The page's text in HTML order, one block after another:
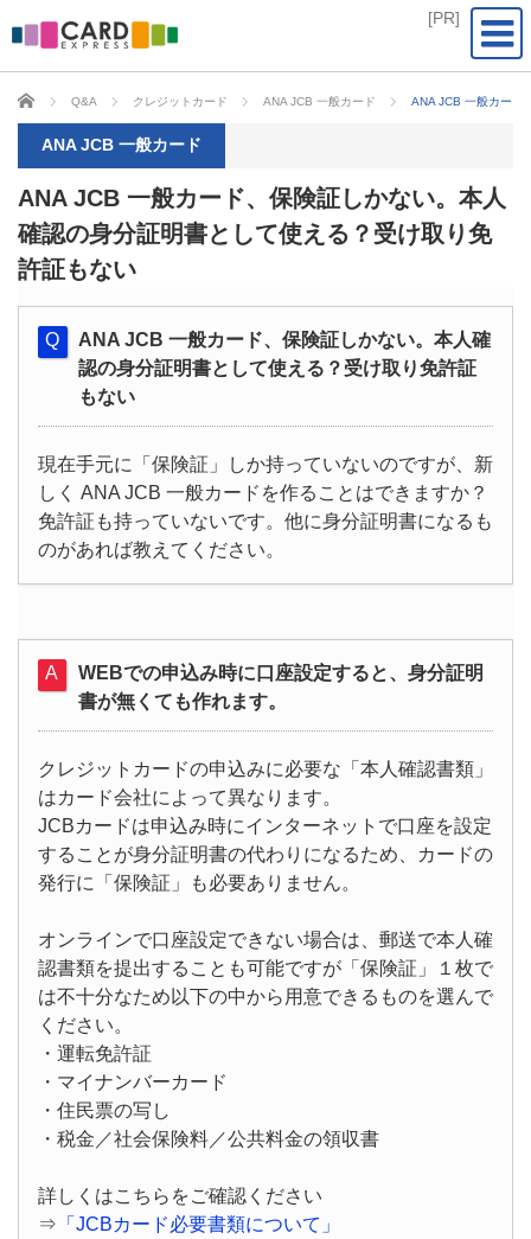
CARD EXPRESS
Q&A クレジットカード ANA JCB 一般カード ANA JCB 一般カード
ANA JCB 一般カード
ANA JCB 一般カード、保険証しかない。本人
確認の身分証明書として使える？受け取り免
許証もない
ANA JCB 一般カード、保険証しかない。本人確
認の身分証明書として使える？受け取り免許証
もない
現在手元に「保険証」しか持っていないのですが、新
しく ANA JCB 一般カードを作ることはできますか？
免許証も持っていないです。他に身分証明書になるも
のがあれば教えてください。
WEBでの申込み時に口座設定すると、身分証明
書が無くても作れます。
クレジットカードの申込みに必要な「本人確認書類」
はカード会社によって異なります。
JCBカードは申込み時にインターネットで口座を設定
することが身分証明書の代わりになるため、カードの
発行に「保険証」も必要ありません。
オンラインで口座設定できない場合は、郵送で本人確
認書類を提出することも可能ですが「保険証」１枚で
は不十分なため以下の中から用意できるものを選んで
ください。
・運転免許証
・マイナンバーカード
・住民票の写し
・税金／社会保険料／公共料金の領収書
詳しくはこちらをご確認ください
⇒ 「JCBカード必要書類について」